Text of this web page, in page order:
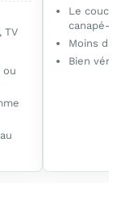
TV
ou
Le
canapé-lit
Moins
Bien